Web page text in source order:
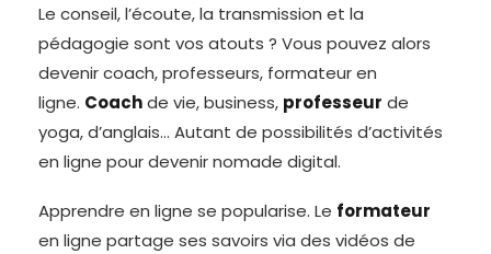
Le conseil, l’écoute, la transmission et la
pédagogie sont vos atouts ? Vous pouvez alors
devenir coach, professeurs, formateur en
ligne. Coachde vie, business, professeur de
yoga, d’anglais… Autant de possibilités d’activités
en ligne pour devenir nomade digital.
Apprendre en ligne se popularise. Le formateur
en ligne partage ses savoirs via des vidéos de